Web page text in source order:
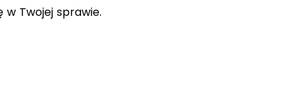
Twojej sprawie.